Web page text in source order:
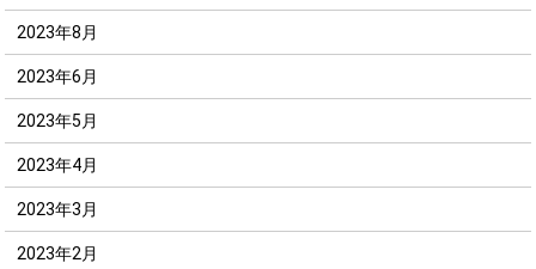
2023年8月
2023年6月
2023年5月
2023年4月
2023年3月
2023年2月